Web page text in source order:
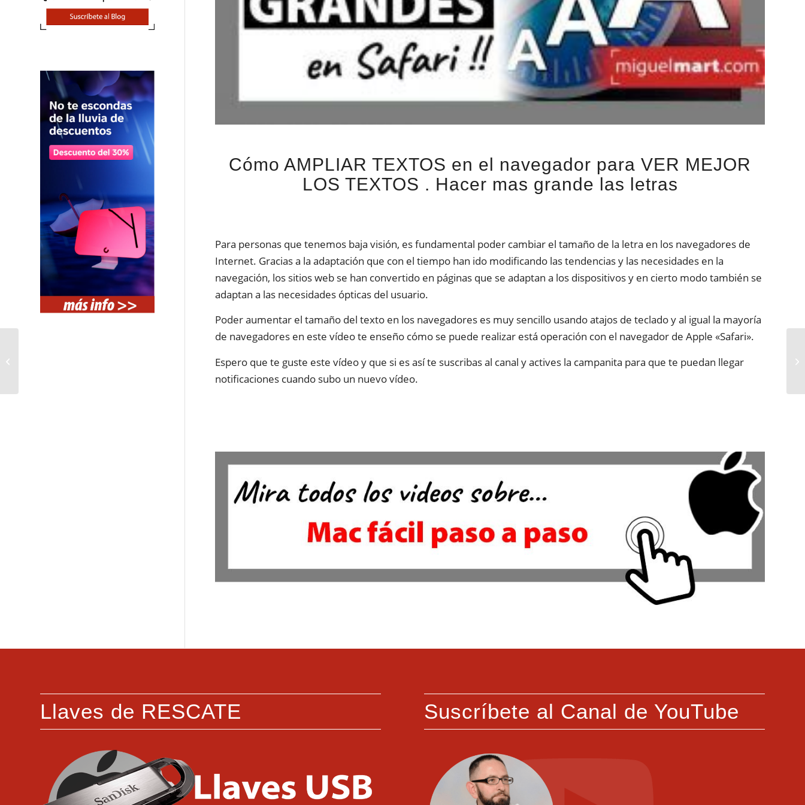
Cómo AMPLIAR TEXTOS en el navegador para VER MEJOR
LOS TEXTOS . Hacer mas grande las letras
Para personas que tenemos baja visión, es fundamental poder cambiar el tamaño de la letra en los navegadores de
Internet. Gracias a la adaptación que con el tiempo han ido modificando las tendencias y las necesidades en la
navegación, los sitios web se han convertido en páginas que se adaptan a los dispositivos y en cierto modo también se
adaptan a las necesidades ópticas del usuario.
Poder aumentar el tamaño del texto en los navegadores es muy sencillo usando atajos de teclado y al igual la mayoría
de navegadores en este vídeo te enseño cómo se puede realizar está operación con el navegador de Apple «Safari».
Espero que te guste este vídeo y que si es así te suscribas al canal y actives la campanita para que te puedan llegar
notificaciones cuando subo un nuevo vídeo.
Llaves de RESCATE Suscríbete al Canal de YouTube